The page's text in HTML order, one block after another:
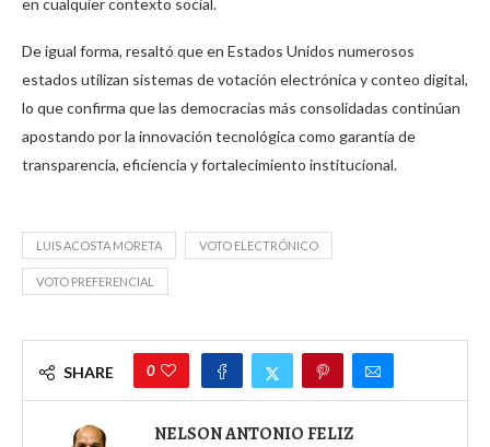
De igual forma, resaltó que en Estados Unidos numerosos
estados utilizan sistemas de votación electrónica y conteo digital,
lo que confirma que las democracias más consolidadas continúan
apostando por la innovación tecnológica como garantía de
transparencia, eficiencia y fortalecimiento institucional.
LUIS ACOSTA MORETA VOTO ELECTRÓNICO
VOTO PREFERENCIAL
SHARE 0
NELSON ANTONIO FELIZ